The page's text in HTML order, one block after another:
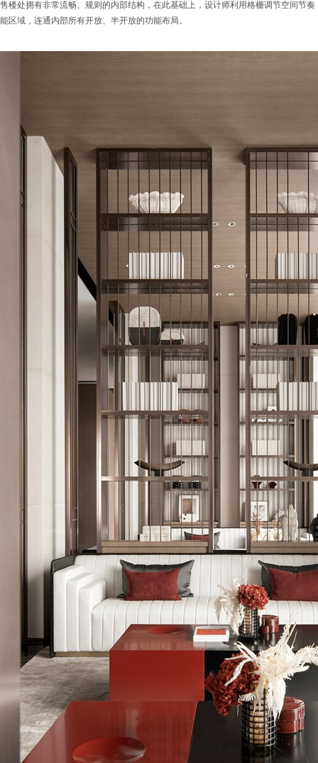
售楼处拥有非常流畅、规则的内部结构，在此基础上，设计师利用格栅调节空间节
能区域，连通内部所有开放、半开放的功能布局。